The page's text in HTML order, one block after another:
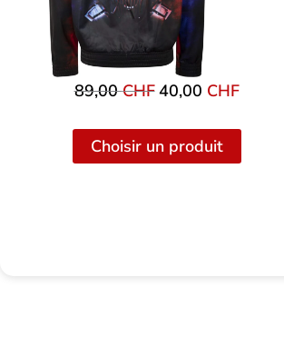
89,00CHF Le
était
40,00 CHFLe
actuel
est
Choisir un produit